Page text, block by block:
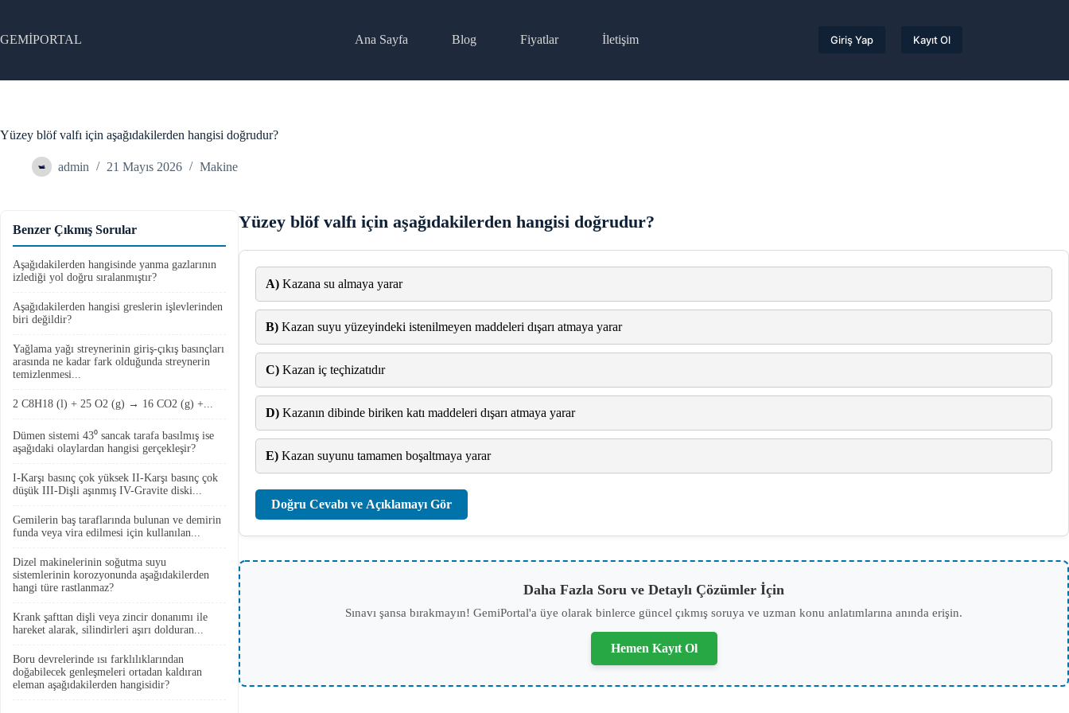
content
GEMİPORTAL Ana Sayfa Blog Fiyatlar İletişim Giriş Yap Kayıt Ol
Yüzey blöf valfı için aşağıdakilerden hangisi doğrudur?
admin 21 Mayıs 2026 Makine
Yüzey blöf valfı için aşağıdakilerden hangisi doğrudur?
A) Kazana su almaya yarar
B) Kazan suyu yüzeyindeki istenilmeyen maddeleri dışarı atmaya yarar
C) Kazan iç teçhizatıdır
D) Kazanın dibinde biriken katı maddeleri dışarı atmaya yarar
E) Kazan suyunu tamamen boşaltmaya yarar
Doğru Cevabı ve Açıklamayı Gör
Daha Fazla Soru ve Detaylı Çözümler İçin
Sınavı şansa bırakmayın! GemiPortal'a üye olarak binlerce güncel çıkmış soruya ve uzman konu anlatımlarına anında erişin.
Hemen Kayıt Ol
Benzer Çıkmış Sorular
Aşağıdakilerden hangisinde yanma gazlarının
izlediği yol doğru sıralanmıştır?
Aşağıdakilerden hangisi greslerin işlevlerinden
biri değildir?
Yağlama yağı streynerinin giriş-çıkış basınçları
arasında ne kadar fark olduğunda streynerin
temizlenmesi...
2 C8H18 (l) + 25 O2 (g) → 16 CO2 (g) +...
Dümen sistemi 43⁰ sancak tarafa basılmış ise
aşağıdaki olaylardan hangisi gerçekleşir?
I-Karşı basınç çok yüksek II-Karşı basınç çok
düşük III-Dişli aşınmış IV-Gravite diski...
Gemilerin baş taraflarında bulunan ve demirin
funda veya vira edilmesi için kullanılan...
Dizel makinelerinin soğutma suyu
sistemlerinin korozyonunda aşağıdakilerden
hangi türe rastlanmaz?
Krank şafttan dişli veya zincir donanımı ile
hareket alarak, silindirleri aşırı dolduran...
Boru devrelerinde ısı farklılıklarından
doğabilecek genleşmeleri ortadan kaldıran
eleman aşağıdakilerden hangisidir?